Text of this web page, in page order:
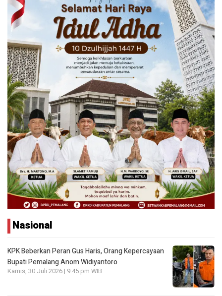
Nasional
KPK Beberkan Peran Gus Haris, Orang Kepercayaan
Bupati Pemalang Anom Widiyantoro
Kamis, 30 Juli 2026 | 9:45 pm WIB